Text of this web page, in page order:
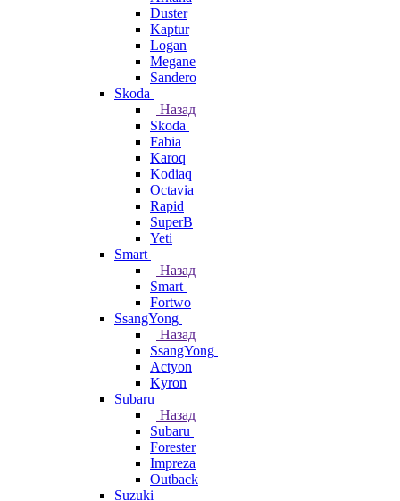
Duster
Kaptur
Logan
Megane
Sandero
Skoda
Назад
Skoda
Fabia
Karoq
Kodiaq
Octavia
Rapid
SuperB
Yeti
Smart
Назад
Smart
Fortwo
SsangYong
Назад
SsangYong
Actyon
Kyron
Subaru
Назад
Subaru
Forester
Impreza
Outback
Suzuki